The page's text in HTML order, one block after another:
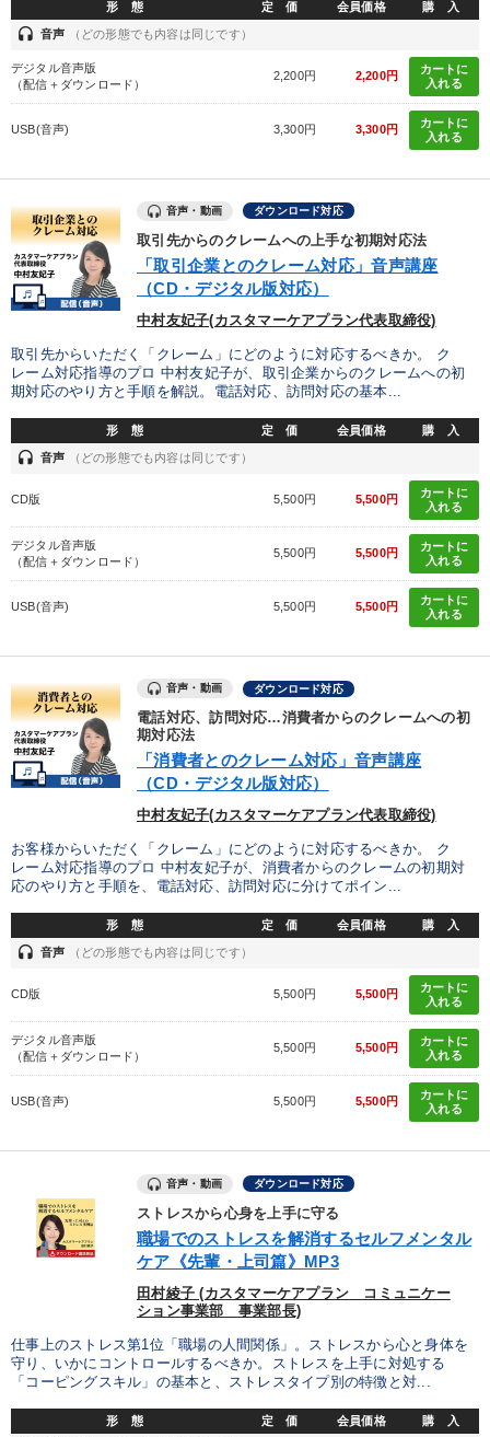
タグから探す 更新する
すべての音声・動画（全2076タイトル）からお探しいただけます
タグ・キーワード
FCビジネス 稲盛和夫 デザイン
相続・事業承継 イノベーション いい会社
インフレ対策・値上げ 会長 プレゼン
話し方 IT・デジタル活用 両利きの経営
健康・ウェルビーイング 金利 DX 早わかり
早分かり
※「更新」を押すと「タグ・キーワード」を更新いただけます。
形 態 定 価 会員価格 購 入
headset 音声 （どの形態でも内容は同じです）
デジタル音声版
（配信＋ダウンロード）
2,200円 2,200円
カートに
入れる
USB(音声) 3,300円 3,300円
カートに
入れる
音声・動画 ダウンロード対応
取引先からのクレームへの上手な初期対応法
「取引企業とのクレーム対応」音声講座
（CD・デジタル版対応）
中村友妃子(カスタマーケアプラン代表取締役)
取引先からいただく「クレーム」にどのように対応するべきか。 ク
レーム対応指導のプロ 中村友妃子が、取引企業からのクレームへの初
期対応のやり方と手順を解説。電話対応、訪問対応の基本...
形 態 定 価 会員価格 購 入
headset 音声 （どの形態でも内容は同じです）
CD版 5,500円 5,500円
カートに
入れる
デジタル音声版
（配信＋ダウンロード）
5,500円 5,500円
カートに
入れる
USB(音声) 5,500円 5,500円
カートに
入れる
音声・動画 ダウンロード対応
電話対応、訪問対応…消費者からのクレームへの初
期対応法
「消費者とのクレーム対応」音声講座
（CD・デジタル版対応）
中村友妃子(カスタマーケアプラン代表取締役)
お客様からいただく「クレーム」にどのように対応するべきか。 ク
レーム対応指導のプロ 中村友妃子が、消費者からのクレームの初期対
応のやり方と手順を、電話対応、訪問対応に分けてポイン...
形 態 定 価 会員価格 購 入
headset 音声 （どの形態でも内容は同じです）
CD版 5,500円 5,500円
カートに
入れる
デジタル音声版
（配信＋ダウンロード）
5,500円 5,500円
カートに
入れる
USB(音声) 5,500円 5,500円
カートに
入れる
音声・動画 ダウンロード対応
ストレスから心身を上手に守る
職場でのストレスを解消するセルフメンタル
ケア《先輩・上司篇》MP3
田村綾子 (カスタマーケアプラン コミュニケー
ション事業部 事業部長)
仕事上のストレス第1位「職場の人間関係」。ストレスから心と身体を
守り、いかにコントロールするべきか。ストレスを上手に対処する
「コーピングスキル」の基本と、ストレスタイプ別の特徴と対...
形 態 定 価 会員価格 購 入